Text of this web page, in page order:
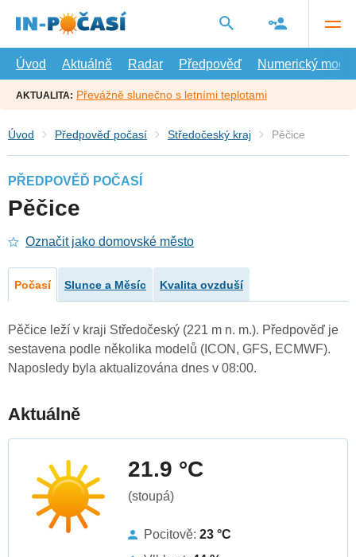
hlavní
Úvod
Aktuálně Radar Předpověď Numerický model
AKTUALITA: Převážně slunečno s letními teplotami
Úvod Předpověď počasí Středočeský kraj Pěčice
PŘEDPOVĚĎ POČASÍ
Pěčice
Označit jako domovské město
Počasí Slunce a Měsíc Kvalita ovzduší
Pěčice leží v kraji Středočeský (221 m n. m.). Předpověď je
sestavena podle několika modelů (ICON, GFS, ECMWF).
Naposledy byla aktualizována dnes v 08:00.
Aktuálně
21.9 °C
(stoupá)
Pocitově: 23 °C